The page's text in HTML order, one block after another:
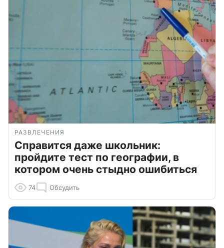
РАЗВЛЕЧЕНИЯ
Справится даже школьник:
пройдите тест по географии, в
котором очень стыдно ошибиться
74 Обсудить